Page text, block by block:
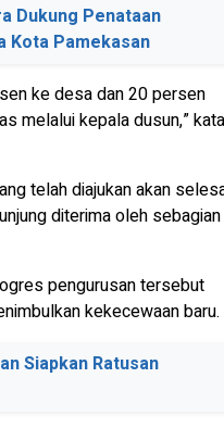
Dukung Penataan
Kota Pamekasan
ke desa dan 20 persen
melalui kepala dusun,” kata
telah diajukan akan
diterima oleh sebagian
pengurusan tersebut
kekecewaan baru.
Siapkan Ratusan